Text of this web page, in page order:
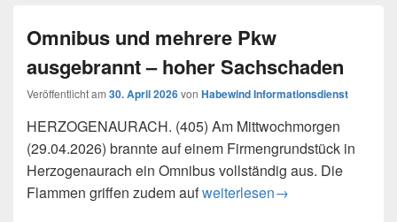
Omnibus und mehrere Pkw
ausgebrannt – hoher Sachschaden
Veröffentlicht am 30. April 2026von Habewind Informationsdienst
HERZOGENAURACH. (405) Am Mittwochmorgen
(29.04.2026) brannte auf einem Firmengrundstück in
Herzogenaurach ein Omnibus vollständig aus. Die
Flammen griffen zudem aufOmnibus und mehrere Pkw
weiterlesen→